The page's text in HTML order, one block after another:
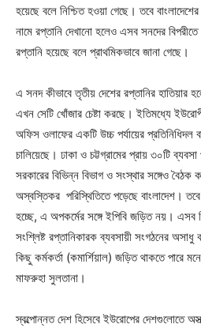
হয়েছে বলে নিশ্চিত হওয়া গেছে। তবে
নামে রপ্তানি দেখানো হলেও এসব সনদের
রপ্তানি হয়েছে বলে প্রাথমিকভাবে জানা গেছে।
এ সনদ কীভাবে তৃতীয় দেশের রপ্তানির হাতিয়ার
এখন সেটি খোঁজার চেষ্টা করছে। ইতিমধ্যে
অফিস ওলাফের একটি উচ্চ পর্যায়ের প্রতিনিধিদল
চালিয়েছে। ঢাকা ও চট্টগ্রামের প্রায় ৩০টি ব্যবসা
সরকারের বিভিন্ন বিভাগ ও সংস্থার সঙ্গেও বৈঠক
অস্বস্তিকর পরিস্থিতিতে পড়েছে বাংলাদেশ।
হচ্ছে, এ অপকর্মের সঙ্গে ইপিবি জড়িত নয়। এসব
সংশ্লিষ্ট রপ্তানিকারক ব্যবসায়ী সংগঠনের অসাধু
কিছু কর্মকর্তা (কমার্শিয়াল) জড়িত থাকতে পারে
মাফরুহা সুলতানা।
স্বল্পোন্নত দেশ হিসেবে ইউরোপের দেশগুলোতে